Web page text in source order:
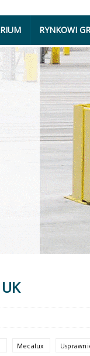
RYNKOWI
Mecalux